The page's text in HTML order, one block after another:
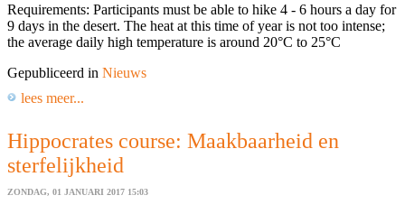
Requirements: Participants must be able to hike 4 - 6 hours a day for
9 days in the desert. The heat at this time of year is not too intense;
the average daily high temperature is around 20°C to 25°C
Gepubliceerd in Nieuws
lees meer...
Hippocrates course: Maakbaarheid en
sterfelijkheid
ZONDAG, 01 JANUARI 2017 15:03